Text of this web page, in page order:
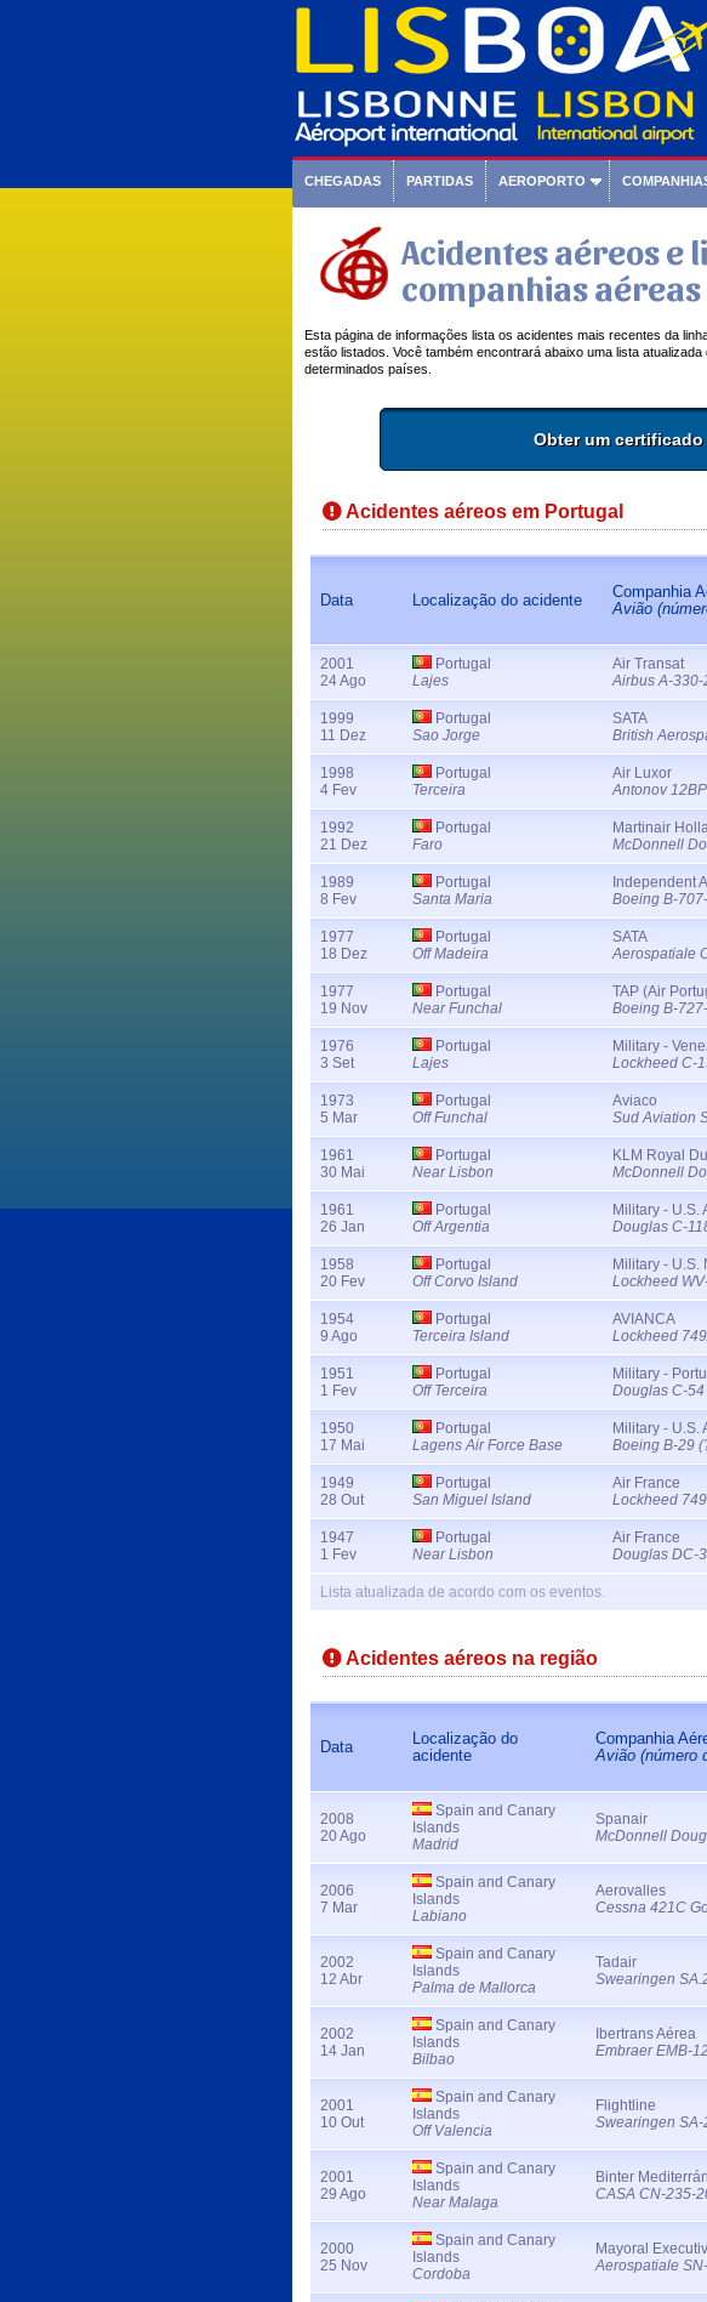
CHEGADAS PARTIDAS AEROPORTO
Acidentes aéreos e
companhias aéreas
Esta página de informações lista os acidentes mais recentes da
estão listados. Você também encontrará abaixo uma lista
determinados países.
Obter um
Acidentes aéreos em Portugal
Data Localização do acidente
Companhia
Avião
Lista atualizada de acordo com os eventos.
2001
24 Ago
Portugal
Lajes
Air Transat
Airbus A-330-
1999
11 Dez
Portugal
Sao Jorge
SATA
British
1998
4 Fev
Portugal
Terceira
Air Luxor
Antonov
1992
21 Dez
Portugal
Faro
Martinair
McDonnell
1989
8 Fev
Portugal
Santa Maria
Independent
Boeing B-
1977
18 Dez
Portugal
Off Madeira
SATA
Aerospatiale
1977
19 Nov
Portugal
Near Funchal
TAP (Air
Boeing B-
1976
3 Set
Portugal
Lajes
Military -
Lockheed C-
1973
5 Mar
Portugal
Off Funchal
Aviaco
Sud Aviation
1961
30 Mai
Portugal
Near Lisbon
KLM Royal
McDonnell
1961
26 Jan
Portugal
Off Argentia
Military - U.S.
Douglas C-
1958
20 Fev
Portugal
Off Corvo Island
Military - U.S.
Lockheed
1954
9 Ago
Portugal
Terceira Island
AVIANCA
Lockheed
1951
1 Fev
Portugal
Off Terceira
Military -
Douglas C-54
1950
17 Mai
Portugal
Lagens Air Force Base
Military - U.S.
Boeing B-29
1949
28 Out
Portugal
San Miguel Island
Air France
Lockheed
1947
1 Fev
Portugal
Near Lisbon
Air France
Douglas DC-
Acidentes aéreos na região
Data
Localização do
acidente
Companhia
Avião (número
2008
20 Ago
Spain and Canary
Islands
Madrid
Spanair
McDonnell
2006
7 Mar
Spain and Canary
Islands
Labiano
Aerovalles
Cessna 421C
2002
12 Abr
Spain and Canary
Islands
Palma de Mallorca
Tadair
Swearingen
2002
14 Jan
Spain and Canary
Islands
Bilbao
Ibertrans Aérea
Embraer EMB-
2001
10 Out
Spain and Canary
Islands
Off Valencia
Flightline
Swearingen SA-
2001
29 Ago
Spain and Canary
Islands
Near Malaga
Binter
CASA CN-235-
2000
25 Nov
Spain and Canary
Islands
Cordoba
Mayoral
Aerospatiale